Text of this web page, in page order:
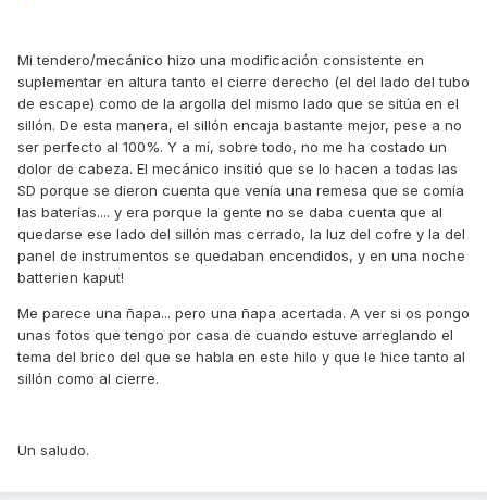
Mi tendero/mecánico hizo una modificación consistente en
suplementar en altura tanto el cierre derecho (el del lado del tubo
de escape) como de la argolla del mismo lado que se sitúa en el
sillón. De esta manera, el sillón encaja bastante mejor, pese a no
ser perfecto al 100%. Y a mí, sobre todo, no me ha costado un
dolor de cabeza. El mecánico insitió que se lo hacen a todas las
SD porque se dieron cuenta que venía una remesa que se comía
las baterías.... y era porque la gente no se daba cuenta que al
quedarse ese lado del sillón mas cerrado, la luz del cofre y la del
panel de instrumentos se quedaban encendidos, y en una noche
batterien kaput!
Me parece una ñapa... pero una ñapa acertada. A ver si os pongo
unas fotos que tengo por casa de cuando estuve arreglando el
tema del brico del que se habla en este hilo y que le hice tanto al
sillón como al cierre.
Un saludo.